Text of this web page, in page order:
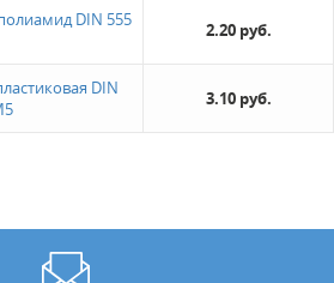
DIN 555
2.20 руб.
DIN
3.10 руб.